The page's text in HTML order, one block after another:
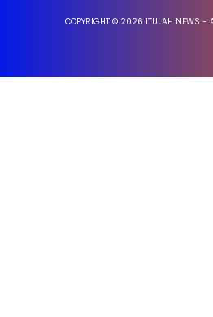
COPYRIGHT © 2026 1TULAH NEWS -